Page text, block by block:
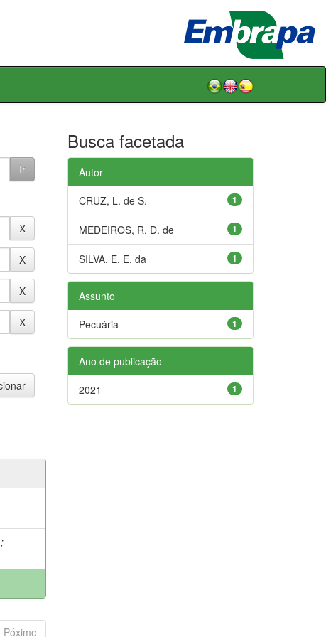
;
Póximo
Busca facetada
Autor
1
CRUZ, L. de S.
1
MEDEIROS, R. D. de
1
SILVA, E. E. da
Assunto
1
Pecuária
Ano de publicação
1
2021